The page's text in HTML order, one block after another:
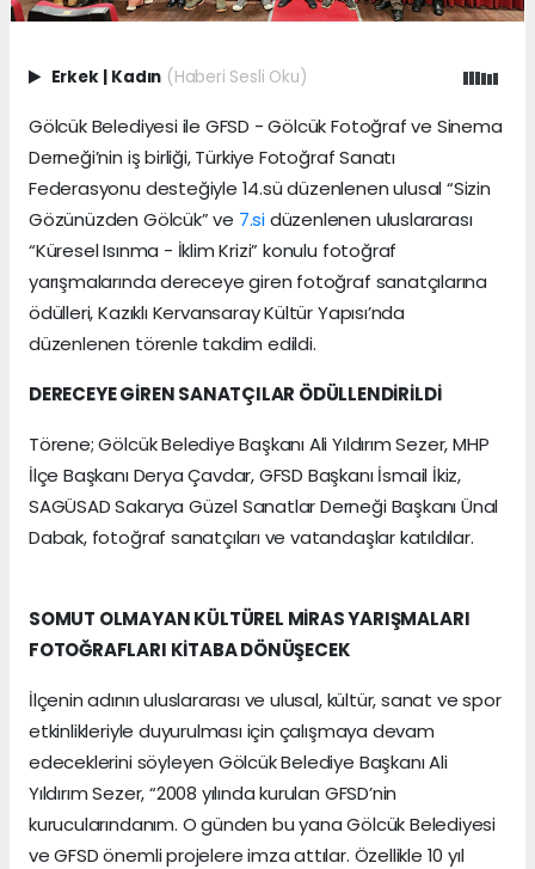
Erkek | Kadın (Haberi Sesli Oku)
Gölcük Belediyesi ile GFSD - Gölcük Fotoğraf ve Sinema
Derneği’nin iş birliği, Türkiye Fotoğraf Sanatı
Federasyonu desteğiyle 14.sü düzenlenen ulusal “Sizin
Gözünüzden Gölcük” ve 7.sidüzenlenen uluslararası
“Küresel Isınma - İklim Krizi” konulu fotoğraf
yarışmalarında dereceye giren fotoğraf sanatçılarına
ödülleri, Kazıklı Kervansaray Kültür Yapısı’nda
düzenlenen törenle takdim edildi.
DERECEYE GİREN SANATÇILAR ÖDÜLLENDİRİLDİ
Törene; Gölcük Belediye Başkanı Ali Yıldırım Sezer, MHP
İlçe Başkanı Derya Çavdar, GFSD Başkanı İsmail İkiz,
SAGÜSAD Sakarya Güzel Sanatlar Derneği Başkanı Ünal
Dabak, fotoğraf sanatçıları ve vatandaşlar katıldılar.
SOMUT OLMAYAN KÜLTÜREL MİRAS YARIŞMALARI
FOTOĞRAFLARI KİTABA DÖNÜŞECEK
İlçenin adının uluslararası ve ulusal, kültür, sanat ve spor
etkinlikleriyle duyurulması için çalışmaya devam
edeceklerini söyleyen Gölcük Belediye Başkanı Ali
Yıldırım Sezer, “2008 yılında kurulan GFSD’nin
kurucularındanım. O günden bu yana Gölcük Belediyesi
ve GFSD önemli projelere imza attılar. Özellikle 10 yıl